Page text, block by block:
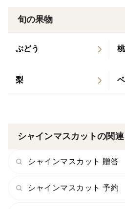
旬の果物
ぶどう 桃
梨
シャインマスカットの関
シャインマスカット 贈答
シャインマスカット 予約